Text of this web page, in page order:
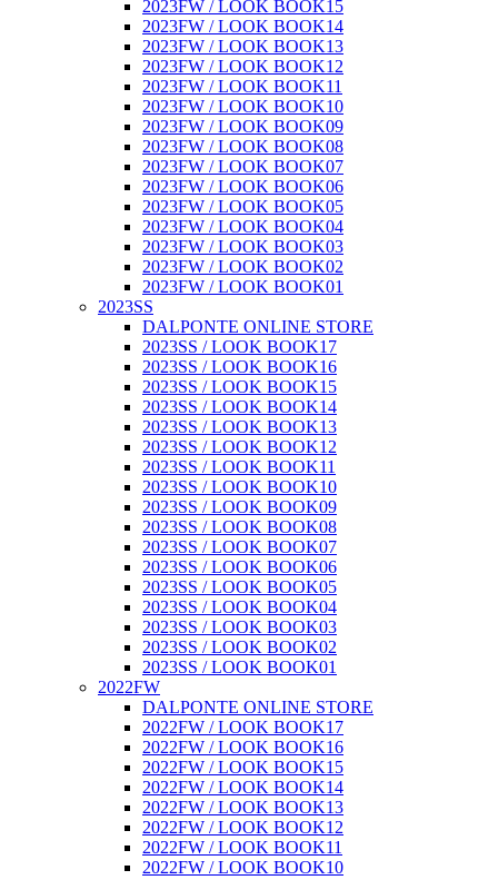
2023FW / LOOK BOOK15
2023FW / LOOK BOOK14
2023FW / LOOK BOOK13
2023FW / LOOK BOOK12
2023FW / LOOK BOOK11
2023FW / LOOK BOOK10
2023FW / LOOK BOOK09
2023FW / LOOK BOOK08
2023FW / LOOK BOOK07
2023FW / LOOK BOOK06
2023FW / LOOK BOOK05
2023FW / LOOK BOOK04
2023FW / LOOK BOOK03
2023FW / LOOK BOOK02
2023FW / LOOK BOOK01
2023SS
DALPONTE ONLINE STORE
2023SS / LOOK BOOK17
2023SS / LOOK BOOK16
2023SS / LOOK BOOK15
2023SS / LOOK BOOK14
2023SS / LOOK BOOK13
2023SS / LOOK BOOK12
2023SS / LOOK BOOK11
2023SS / LOOK BOOK10
2023SS / LOOK BOOK09
2023SS / LOOK BOOK08
2023SS / LOOK BOOK07
2023SS / LOOK BOOK06
2023SS / LOOK BOOK05
2023SS / LOOK BOOK04
2023SS / LOOK BOOK03
2023SS / LOOK BOOK02
2023SS / LOOK BOOK01
2022FW
DALPONTE ONLINE STORE
2022FW / LOOK BOOK17
2022FW / LOOK BOOK16
2022FW / LOOK BOOK15
2022FW / LOOK BOOK14
2022FW / LOOK BOOK13
2022FW / LOOK BOOK12
2022FW / LOOK BOOK11
2022FW / LOOK BOOK10